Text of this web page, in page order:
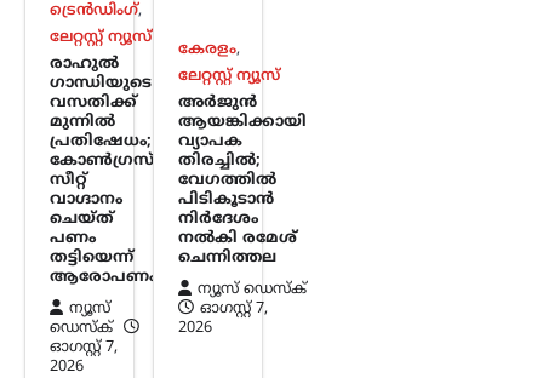
കേരളം,ലേറ്റസ്റ്റ് ന്യൂസ്
അര്‍ജുന്‍ ആയങ്കിക്കായി
വ്യാപക തിരച്ചില്‍;
വേഗത്തില്‍ പിടികൂടാന്‍
നിര്‍ദേശം നല്‍കി രമേശ്
ചെന്നിത്തല
ന്യൂസ് ഡെസ്ക്
പൊലീസിനെ പരസ്യമായി വെല്ലുവിളിച്ച
അര്‍ജുന്‍ ആയങ്കിയെ എത്രയും വേഗം
പിടികൂടാന്‍ ആഭ്യന്തരമന്ത്രി രമേശ്
ട്രെൻഡിംഗ്,
ലേറ്റസ്റ്റ് ന്യൂസ്
രാഹുൽ
ഗാന്ധിയുടെ
വസതിക്ക്
മുന്നിൽ
പ്രതിഷേധം;
കോൺഗ്രസ്
സീറ്റ്
വാഗ്ദാനം
ചെയ്ത്
പണം
തട്ടിയെന്ന്
ആരോപണം
ന്യൂസ്
ഡെസ്ക്
ഓഗസ്റ്റ്‌ 7,
2026
കേരളം,
ലേറ്റസ്റ്റ് ന്യൂസ്
അര്‍ജുന്‍
ആയങ്കിക്കായി
വ്യാപക
തിരച്ചില്‍;
വേഗത്തില്‍
പിടികൂടാന്‍
നിര്‍ദേശം
നല്‍കി രമേശ്
ചെന്നിത്തല
ന്യൂസ് ഡെസ്ക്
ഓഗസ്റ്റ്‌ 7,
2026